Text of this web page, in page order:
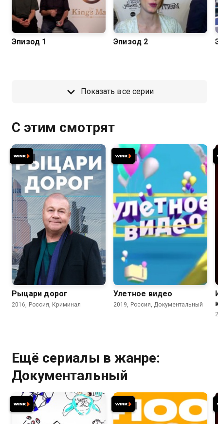
Эпизод 1 Эпизод 2
Показать все серии
С этим смотрят
Рыцари дорог
2016, Россия, Криминал
Улетное видео
2019, Россия, Документальный
Ещё сериалы в жанре:
Документальный